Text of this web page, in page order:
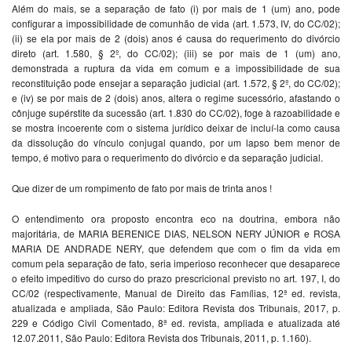
Além do mais, se a separação de fato (i) por mais de 1 (um) ano, pode
configurar a impossibilidade de comunhão de vida (art. 1.573, IV, do CC/02);
(ii) se ela por mais de 2 (dois) anos é causa do requerimento do divórcio
direto (art. 1.580, § 2º, do CC/02); (iii) se por mais de 1 (um) ano,
demonstrada a ruptura da vida em comum e a impossibilidade de sua
reconstituição pode ensejar a separação judicial (art. 1.572, § 2º, do CC/02);
e (iv) se por mais de 2 (dois) anos, altera o regime sucessório, afastando o
cônjuge supérstite da sucessão (art. 1.830 do CC/02), foge à razoabilidade e
se mostra incoerente com o sistema jurídico deixar de incluí-la como causa
da dissolução do vínculo conjugal quando, por um lapso bem menor de
tempo, é motivo para o requerimento do divórcio e da separação judicial.
Que dizer de um rompimento de fato por mais de trinta anos !
O entendimento ora proposto encontra eco na doutrina, embora não
majoritária, de MARIA BERENICE DIAS, NELSON NERY JÚNIOR e ROSA
MARIA DE ANDRADE NERY, que defendem que com o fim da vida em
comum pela separação de fato, seria imperioso reconhecer que desaparece
o efeito impeditivo do curso do prazo prescricional previsto no art. 197, I, do
CC/02 (respectivamente, Manual de Direito das Famílias, 12ª ed. revista,
atualizada e ampliada, São Paulo: Editora Revista dos Tribunais, 2017, p.
229 e Código Civil Comentado, 8ª ed. revista, ampliada e atualizada até
12.07.2011, São Paulo: Editora Revista dos Tribunais, 2011, p. 1.160).